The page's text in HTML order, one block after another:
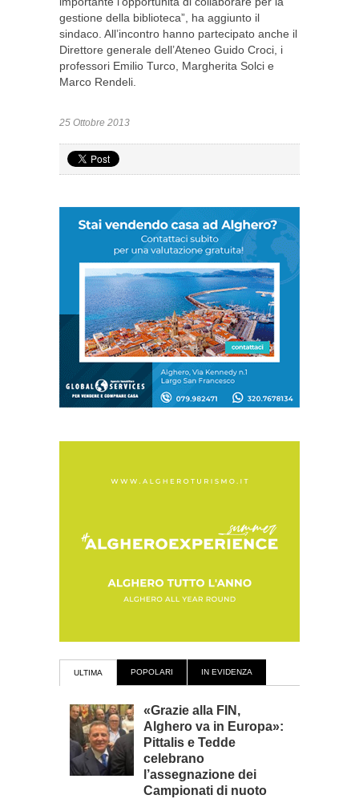
gestione della biblioteca”, ha aggiunto il
sindaco. All’incontro hanno partecipato anche il
Direttore generale dell’Ateneo Guido Croci, i
professori Emilio Turco, Margherita Solci e
Marco Rendeli.
25 Ottobre 2013
ULTIMA POPOLARI IN EVIDENZA
«Grazie alla FIN,
Alghero va in Europa»:
Pittalis e Tedde
celebrano
l’assegnazione dei
Campionati di nuoto